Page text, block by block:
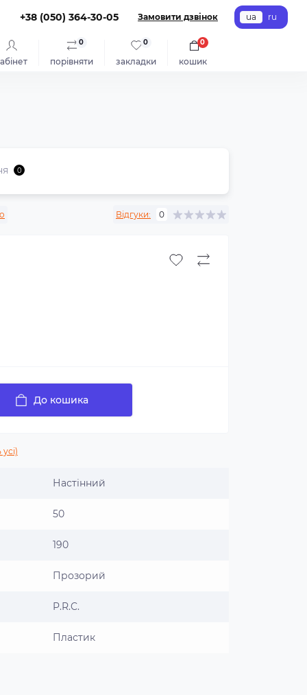
+38 (050) 364-30-05 Замовити дзвінок ua ru
порівняти
0
закладки
0
кошик
0
0
Відгуки: 0
До кошика
Настінний
50
190
Прозорий
P.R.C.
Пластик